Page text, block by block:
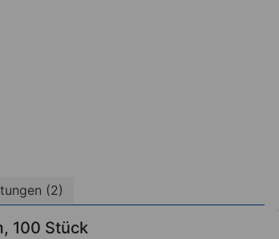
(2)
100 Stück